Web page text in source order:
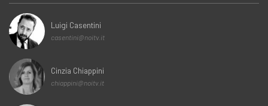
Luigi Casentini
casentini@noitv.it
Cinzia Chiappini
chiappini@noitv.it